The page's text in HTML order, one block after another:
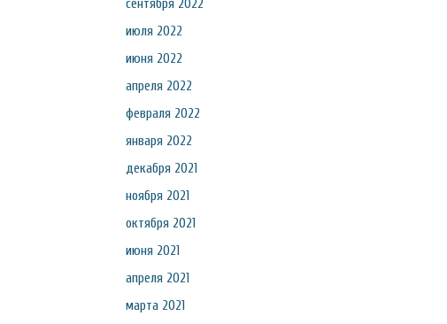
сентября 2022
июля 2022
июня 2022
апреля 2022
февраля 2022
января 2022
декабря 2021
ноября 2021
октября 2021
июня 2021
апреля 2021
марта 2021